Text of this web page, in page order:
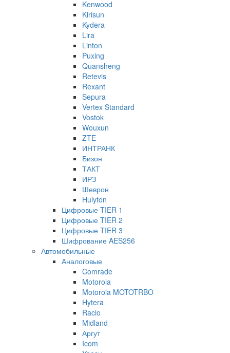
Kenwood
Kirisun
Kydera
Lira
Linton
Puxing
Quansheng
Retevis
Rexant
Sepura
Vertex Standard
Vostok
Wouxun
ZTE
ИНТРАНК
Бизон
ТАКТ
ИРЗ
Шеврон
Huiyton
Цифровые TIER 1
Цифровые TIER 2
Цифровые TIER 3
Шифрование AES256
Автомобильные
Аналоговые
Comrade
Motorola
Motorola MOTOTRBO
Hytera
Racio
Midland
Аргут
Icom